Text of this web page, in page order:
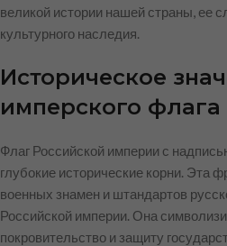
великой истории нашей страны, ее
культурного наследия.
Историческое
имперского флага
Флаг Российской империи с
глубокие исторические корни. Эта
военных знамен и штандартов
Российской империи. Она
покровительство и защиту